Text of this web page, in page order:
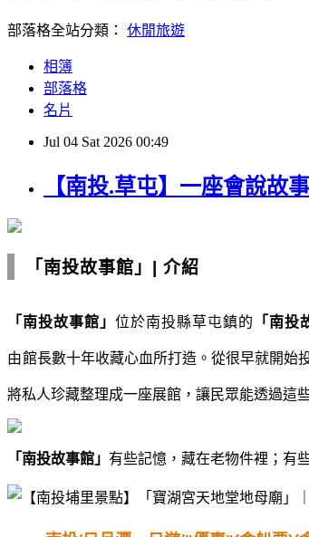
部落格全站分類： 休閒旅遊
相簿
部落格
名片
Jul 04 Sat 2026 00:49
【南投.草屯】一座會說故
「南投故事館」 | 介紹
「南投故事館」 位於南投縣草屯鎮的 「南投
由館長數十年收藏心血所打造。從很早就開始
將私人珍藏整理成一座展館，讓民眾能透過這
「南投故事館」 有些記憶，藏在老物件裡；有